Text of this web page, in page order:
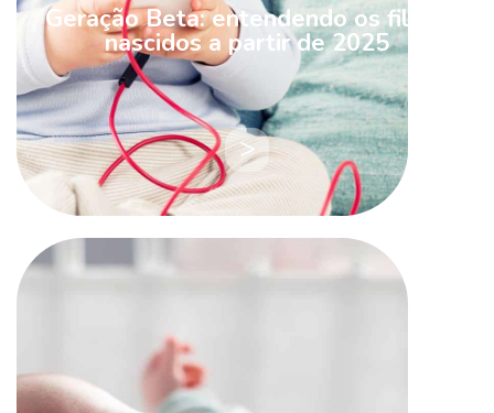
Geração Beta: entendendo os filhos
nascidos a partir de 2025
LEIA
MAIS